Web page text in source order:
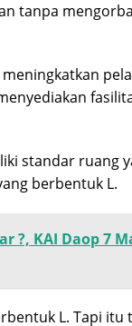
tanpa
standar ruang
berbentuk L.
?, KAI Daop 7
L. Tapi itu